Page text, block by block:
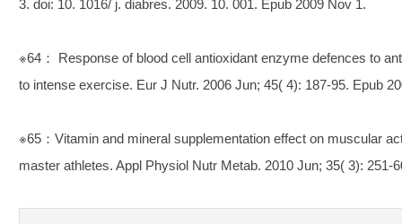
3. doi: 10. 1016/ j. diabres. 2009. 10. 001. Epub 2009 Nov 1.
※64： Response of blood cell antioxidant enzyme defences to
to intense exercise. Eur J Nutr. 2006 Jun; 45( 4): 187-95. Epub
※65：Vitamin and mineral supplementation effect on muscular
master athletes. Appl Physiol Nutr Metab. 2010 Jun; 35( 3): 251-